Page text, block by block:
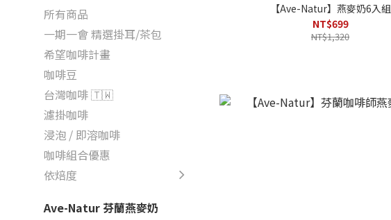
所有商品
一期一會 精選掛耳/茶包
希望咖啡計畫
咖啡豆
台灣咖啡 🇹🇼
濾掛咖啡
浸泡 / 即溶咖啡
咖啡組合優惠
依焙度
Ave-Natur 芬蘭燕麥奶
【Ave-Natur】燕麥奶6入組
NT$699
NT$1,320